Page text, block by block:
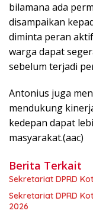
bilamana ada
disampaikan
diminta peran
warga dapat
sebelum terjadi
Antonius juga
mendukung
kedepan dapat
masyarakat.(aac)
Berita Terkait
Sekretariat DPRD
Sekretariat DPRD
2026